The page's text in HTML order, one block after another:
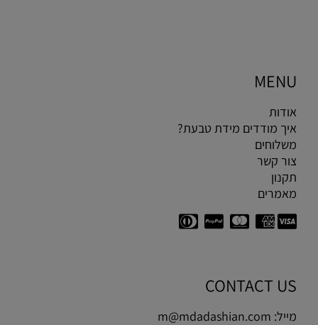
MENU
אודות
איך מודדים מידת טבעת?
משלוחים
צור קשר
תקנון
מאמרים
CONTACT US
מייל: m@mdadashian.com